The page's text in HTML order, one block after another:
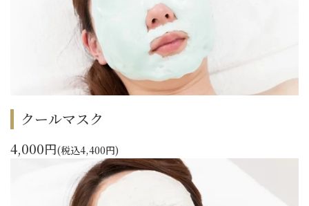
クールマスク
4,000円(税込4,400円)